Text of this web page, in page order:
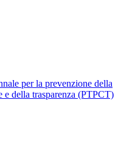
per la prevenzione della
e della trasparenza (PTPCT)